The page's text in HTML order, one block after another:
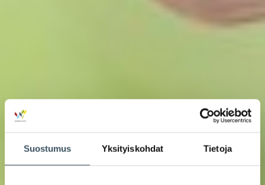
Suostumus Yksityiskohdat Tietoja